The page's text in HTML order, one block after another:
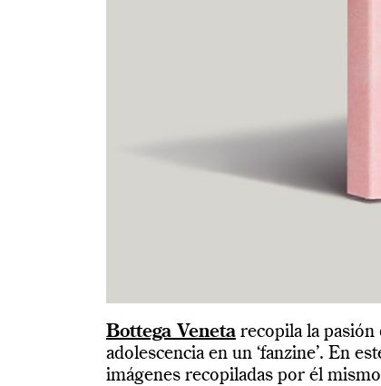
Bottega Veneta recopila la pasión
adolescencia en un ‘fanzine’. En
imágenes recopiladas por él